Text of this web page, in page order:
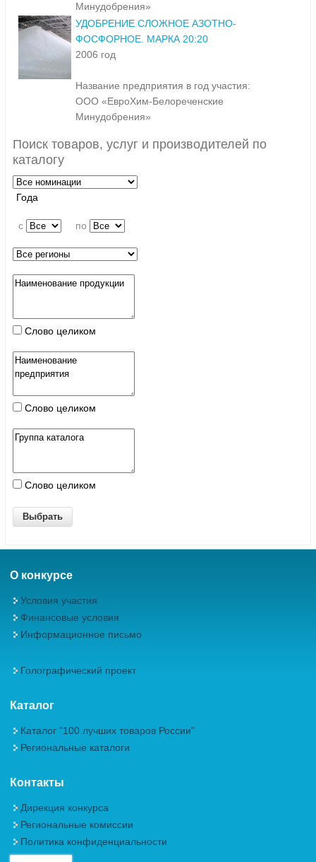
Минудобрения»
УДОБРЕНИЕ СЛОЖНОЕ АЗОТНО-
ФОСФОРНОЕ. МАРКА 20:20
2006 год
Название предприятия в год участия:
ООО «ЕвроХим-Белореченские
Минудобрения»
Поиск товаров, услуг и производителей по
каталогу
Года
c по
Слово целиком
Слово целиком
Слово целиком
О конкурсе
Условия участия
Финансовые условия
Информационное письмо
Голографический проект
Каталог
Каталог "100 лучших товаров России"
Региональные каталоги
Контакты
Дирекция конкурса
Региональные комиссии
Политика конфиденциальности